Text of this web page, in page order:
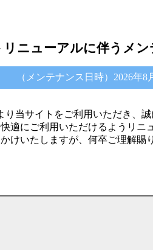
ニューアルに伴うメ
（メンテナンス日時）2026年8
り当サイトをご利用いただき、
適にご利用いただけるようリニ
けいたしますが、何卒ご理解賜